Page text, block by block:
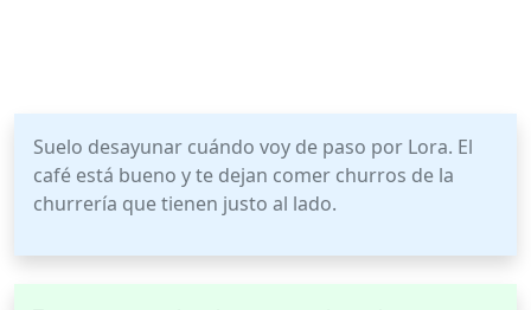
Suelo desayunar cuándo voy de paso por Lora. El
café está bueno y te dejan comer churros de la
churrería que tienen justo al lado.